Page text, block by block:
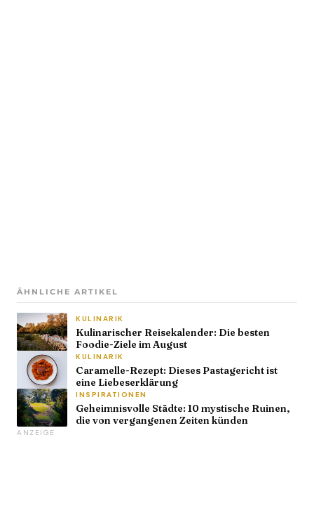
ÄHNLICHE ARTIKEL
KULINARIK
Kulinarischer Reisekalender: Die besten
Foodie-Ziele im August
KULINARIK
Caramelle-Rezept: Dieses Pastagericht ist
eine Liebeserklärung
INSPIRATIONEN
Geheimnisvolle Städte: 10 mystische Ruinen,
die von vergangenen Zeiten künden
ANZEIGE